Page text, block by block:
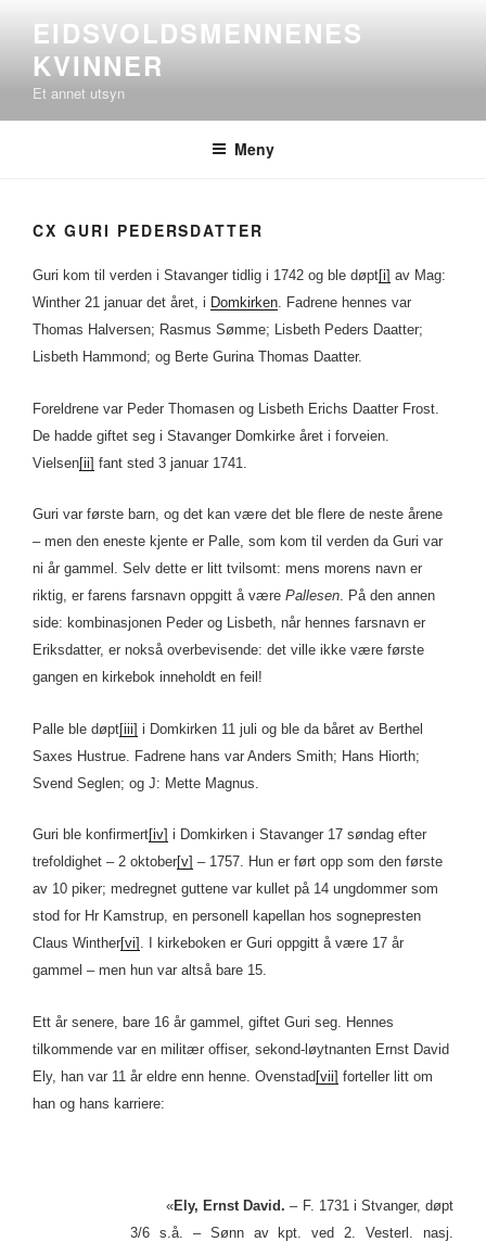
innhold
EIDSVOLDSMENNENES
KVINNER
Et annet utsyn
Meny
CX GURI PEDERSDATTER
Guri kom til verden i Stavanger tidlig i 1742 og ble døpt[i] av Mag:
Winther 21 januar det året, i Domkirken. Fadrene hennes var
Thomas Halversen; Rasmus Sømme; Lisbeth Peders Daatter;
Lisbeth Hammond; og Berte Gurina Thomas Daatter.
Foreldrene var Peder Thomasen og Lisbeth Erichs Daatter Frost.
De hadde giftet seg i Stavanger Domkirke året i forveien.
Vielsen[ii] fant sted 3 januar 1741.
Guri var første barn, og det kan være det ble flere de neste årene
– men den eneste kjente er Palle, som kom til verden da Guri var
ni år gammel. Selv dette er litt tvilsomt: mens morens navn er
riktig, er farens farsnavn oppgitt å være Pallesen. På den annen
side: kombinasjonen Peder og Lisbeth, når hennes farsnavn er
Eriksdatter, er nokså overbevisende: det ville ikke være første
gangen en kirkebok inneholdt en feil!
Palle ble døpt[iii] i Domkirken 11 juli og ble da båret av Berthel
Saxes Hustrue. Fadrene hans var Anders Smith; Hans Hiorth;
Svend Seglen; og J: Mette Magnus.
Guri ble konfirmert[iv] i Domkirken i Stavanger 17 søndag efter
trefoldighet – 2 oktober[v] – 1757. Hun er ført opp som den første
av 10 piker; medregnet guttene var kullet på 14 ungdommer som
stod for Hr Kamstrup, en personell kapellan hos sognepresten
Claus Winther[vi] . I kirkeboken er Guri oppgitt å være 17 år
gammel – men hun var altså bare 15.
Ett år senere, bare 16 år gammel, giftet Guri seg. Hennes
tilkommende var en militær offiser, sekond-løytnanten Ernst David
Ely, han var 11 år eldre enn henne. Ovenstad[vii] forteller litt om
han og hans karriere:
«Ely, Ernst David. – F. 1731 i Stvanger, døpt
3/6 s.å. – Sønn av kpt. ved 2. Vesterl. nasj.